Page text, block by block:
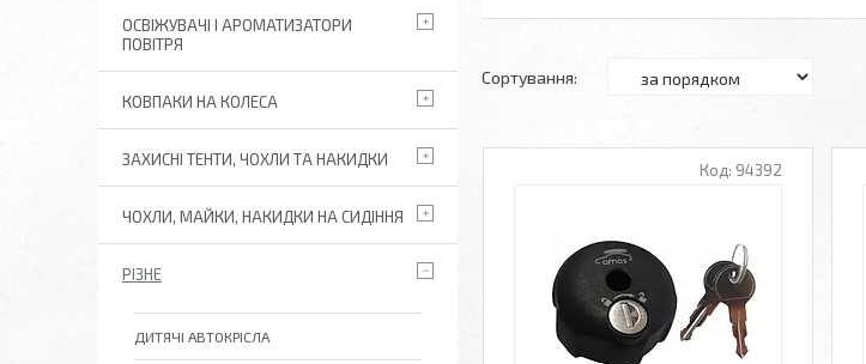
94392
ОСВІЖУВАЧІ І АРОМАТИЗАТОРИ
ПОВІТРЯ
КОВПАКИ НА КОЛЕСА
ЗАХИСНІ ТЕНТИ, ЧОХЛИ ТА НАКИДКИ
ЧОХЛИ, МАЙКИ, НАКИДКИ НА СИДІННЯ
РІЗНЕ
ДИТЯЧІ АВТОКРІСЛА